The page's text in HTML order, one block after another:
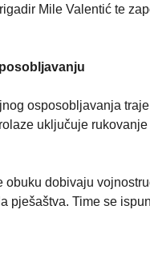
Mile Valentić te
osposobljavanja
uključuje
dobivaju
pješaštva. Time se